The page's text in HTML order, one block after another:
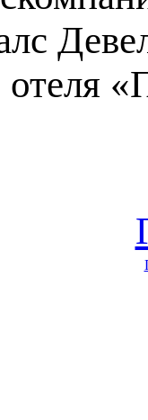
отеля